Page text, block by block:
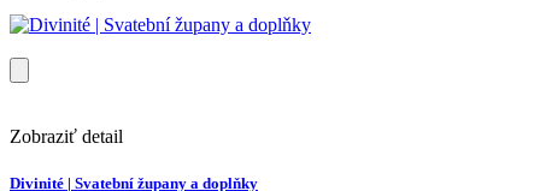
Zobraziť detail
Divinité | Svatební župany a doplňky